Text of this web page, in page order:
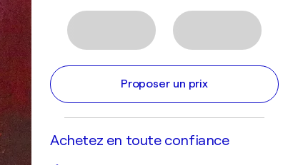
Proposer un prix
Achetez en toute confiance